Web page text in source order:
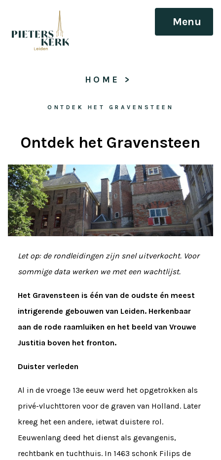
Menu
HOME >
ONTDEK HET GRAVENSTEEN
Ontdek het Gravensteen
Let op: de rondleidingen zijn snel uitverkocht. Voor
sommige data werken we met een wachtlijst.
Het Gravensteen is één van de oudste én meest
intrigerende gebouwen van Leiden. Herkenbaar
aan de rode raamluiken en het beeld van Vrouwe
Justitia boven het fronton.
Duister verleden
Al in de vroege 13e eeuw werd het opgetrokken als
privé-vluchttoren voor de graven van Holland. Later
kreeg het een andere, ietwat duistere rol.
Eeuwenlang deed het dienst als gevangenis,
rechtbank en tuchthuis. In 1463 schonk Filips de